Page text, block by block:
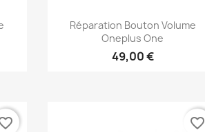
Aperçu rapide
Réparation Bouton Volume
Oneplus One
49,00 €
favorite_border